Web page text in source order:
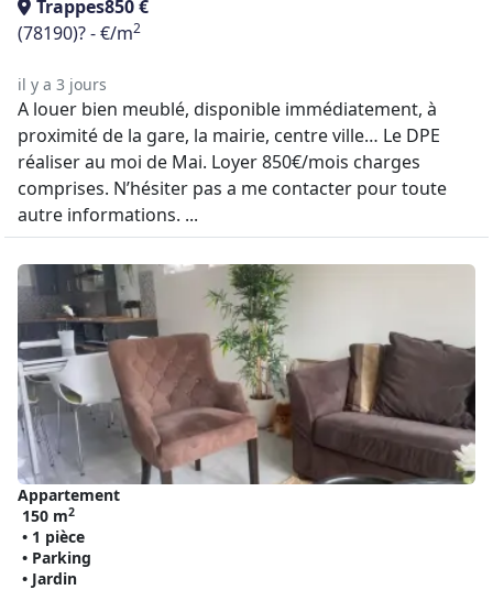
Trappes850 €
(78190)? - €/m2
il y a 3 jours
A louer bien meublé, disponible immédiatement, à
proximité de la gare, la mairie, centre ville… Le DPE
réaliser au moi de Mai. Loyer 850€/mois charges
comprises. N’hésiter pas a me contacter pour toute
autre informations. ...
Appartement
150 m2
• 1 pièce
• Parking
• Jardin